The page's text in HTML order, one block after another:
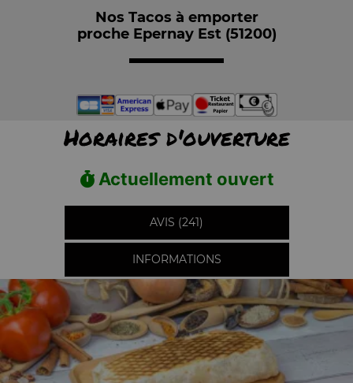
Nos Tacos à emporter
proche Epernay Est (51200)
Horaires d'ouverture
Actuellement ouvert
AVIS (241)
INFORMATIONS